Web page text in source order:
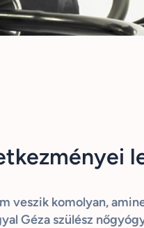
veszik komolyan,
Géza szülész